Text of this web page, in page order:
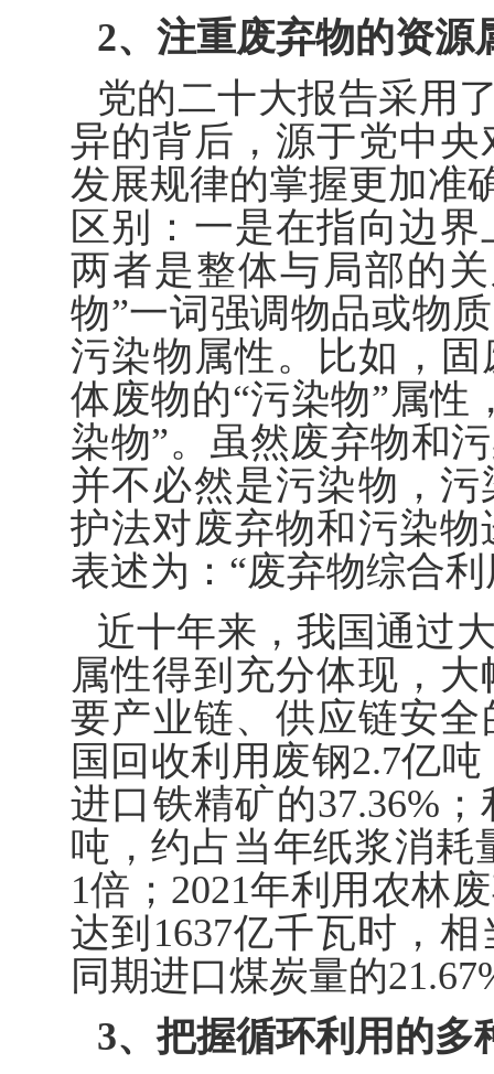
2、注重废弃物的资源
党的二十大报告采用
异的背后，源于党中
发展规律的掌握更加准
区别：一是在指向边
两者是整体与局部的
物”一词强调物品或物
污染物属性。比如，
体废物的“污染物”属性
染物”。虽然废弃物和
并不必然是污染物，
护法对废弃物和污染
表述为：“废弃物综合
近十年来，我国通过
属性得到充分体现，
要产业链、供应链安
国回收利用废钢2.7亿
进口铁精矿的37.36%
吨，约占当年纸浆消耗
1倍；2021年利用农林
达到1637亿千瓦时，
同期进口煤炭量的
3、把握循环利用的多